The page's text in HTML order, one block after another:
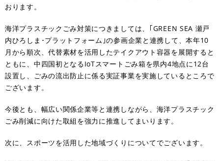
おります。
海洋プラスチックごみ対策につきましては、｢GREEN SEA 瀬戸
内ひろしま･プラットフォーム｣の参画企業と連携して、本年10
月から順次、代替素材を活用したテイクアウト容器を展開すると
ともに、中四国初となるIoTスマートごみ箱を県内4地点に12台
設置し、ごみの流出防止に係る実証事業を実施しているところで
ございます。
今後とも、幅広い関係企業等と連携しながら、海洋プラスチック
ごみ削減に向けた取組を強力に推進してまいります。
次に、スポーツを活用した地域づくりについてでございます。